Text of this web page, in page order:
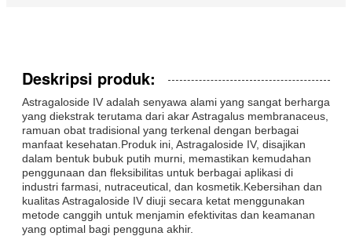
Deskripsi produk:
Astragaloside IV adalah senyawa alami yang sangat berharga
yang diekstrak terutama dari akar Astragalus membranaceus,
ramuan obat tradisional yang terkenal dengan berbagai
manfaat kesehatan.Produk ini, Astragaloside IV, disajikan
dalam bentuk bubuk putih murni, memastikan kemudahan
penggunaan dan fleksibilitas untuk berbagai aplikasi di
industri farmasi, nutraceutical, dan kosmetik.Kebersihan dan
kualitas Astragaloside IV diuji secara ketat menggunakan
metode canggih untuk menjamin efektivitas dan keamanan
yang optimal bagi pengguna akhir.